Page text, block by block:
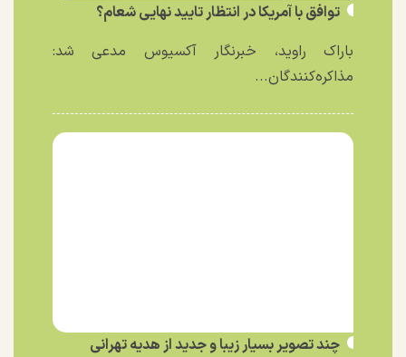
توافق با آمریکا در انتظار تایید نهایی شعام؟
باراک راوید، خبرنگار آکسیوس مدعی شد:
مذاکره‌کنندگان...
چند تصویر بسیار زیبا و جدید از هدیه تهرانی